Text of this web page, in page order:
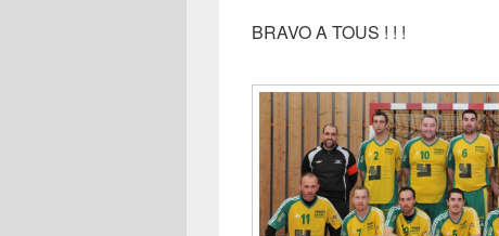
BRAVO A TOUS ! ! !